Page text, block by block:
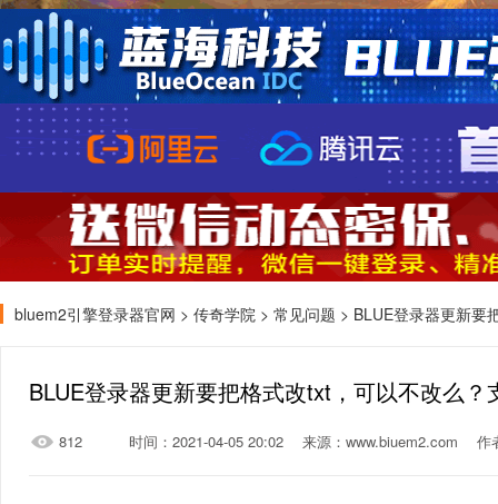
bluem2引擎登录器官网 > 传奇学院 > 常见问题 > BLUE登录器更新要
BLUE登录器更新要把格式改txt，可以不改么
812 时间：2021-04-05 20:02 来源：www.biuem2.com 作